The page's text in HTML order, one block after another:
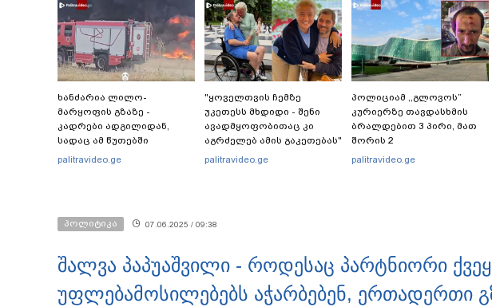
ხანძარია ლილო-
მარყოფის გზაზე -
კადრები ადგილიდან,
სადაც ამ წუთებში
სალიკვიდაციო
palitravideo.ge
"ყოველთვის ჩემზე
უკეთესს მხდიდი - შენი
ავადმყოფობითაც კი
აგრძელებ ამის გაკეთებას"
- თეონა კონტრიძე
palitravideo.ge
პოლიციამ ,,გლოვოს”
კურიერზე თავდასხმის
ბრალდებით 3 პირი, მათ
შორის 2
არასრულწლოვანი
palitravideo.ge
პოლიტიკა 07.06.2025 / 09:38
შალვა პაპუაშვილი - როდესაც პარტნიორი
უფლებამოსილებებს აჭარბებენ, ერთადერთი